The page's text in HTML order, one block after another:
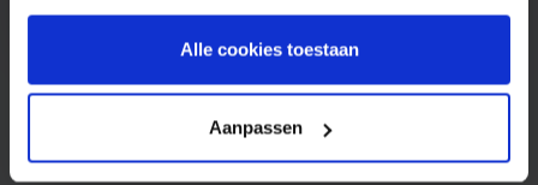
Alle cookies toestaan
Aanpassen